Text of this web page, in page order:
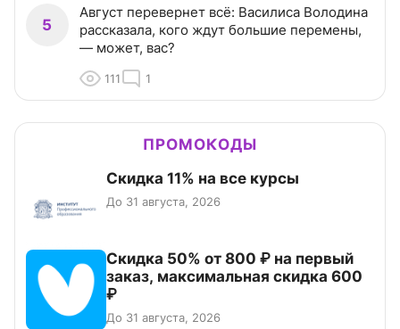
5
Август перевернет всё: Василиса Володина
рассказала, кого ждут большие перемены,
— может, вас?
111 1
ПРОМОКОДЫ
Скидка 11% на все курсы
До 31 августа, 2026
Скидка 50% от 800 ₽ на первый
заказ, максимальная скидка 600
₽
До 31 августа, 2026